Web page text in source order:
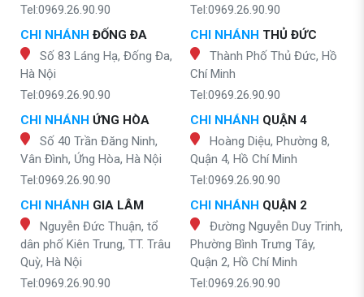
Tel:0969.26.90.90
CHI NHÁNH ĐỐNG ĐA
Số 83 Láng Hạ, Đống Đa,
Hà Nội
Tel:0969.26.90.90
CHI NHÁNH ỨNG HÒA
Số 40 Trần Đăng Ninh,
Vân Đình, Ứng Hòa, Hà Nội
Tel:0969.26.90.90
CHI NHÁNH GIA LÂM
Nguyễn Đức Thuận, tổ
dân phố Kiên Trung, TT. Trâu
Quỳ, Hà Nội
Tel:0969.26.90.90
Tel:0969.26.90.90
CHI NHÁNH THỦ ĐỨC
Thành Phố Thủ Đức, Hồ
Chí Minh
Tel:0969.26.90.90
CHI NHÁNH QUẬN 4
Hoàng Diệu, Phường 8,
Quận 4, Hồ Chí Minh
Tel:0969.26.90.90
CHI NHÁNH QUẬN 2
Đường Nguyễn Duy Trinh,
Phường Bình Trưng Tây,
Quận 2, Hồ Chí Minh
Tel:0969.26.90.90